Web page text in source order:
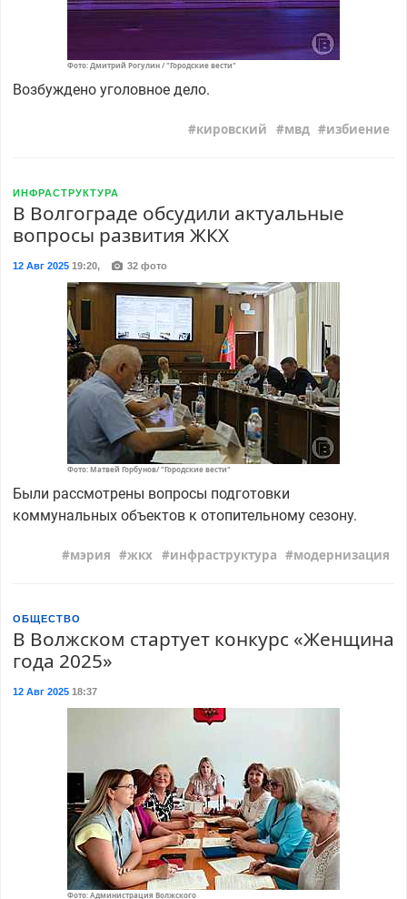
Фото: Дмитрий Рогулин / "Городские вести"
Возбуждено уголовное дело.
кировский мвд избиение
ИНФРАСТРУКТУРА
В Волгограде обсудили актуальные
вопросы развития ЖКХ
12 Авг 202519:20, 32 фото
Фото: Матвей Горбунов/ "Городские вести"
Были рассмотрены вопросы подготовки
коммунальных объектов к отопительному сезону.
мэрия жкх инфраструктура модернизация
ОБЩЕСТВО
В Волжском стартует конкурс «Женщина
года 2025»
12 Авг 202518:37
Фото: Администрация Волжского